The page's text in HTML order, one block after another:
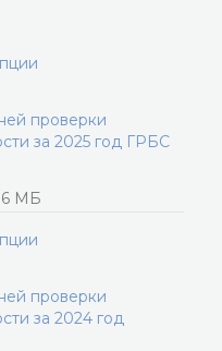
проверки
за 2025 год ГРБС
МБ
проверки
за 2024 год